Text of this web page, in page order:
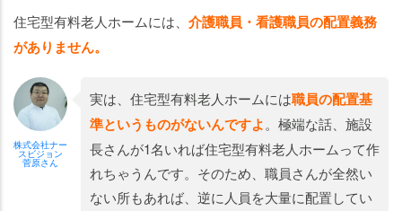
住宅型有料老人ホームには、 介護職員・看護職員の配置義務
がありません。
株式会社ナー
スビジョン
菅原さん
実は、住宅型有料老人ホームには職員の配置基
準というものがないんですよ。極端な話、施設
長さんが1名いれば住宅型有料老人ホームって作
れちゃうんです。そのため、職員さんが全然い
ない所もあれば、逆に人員を大量に配置してい